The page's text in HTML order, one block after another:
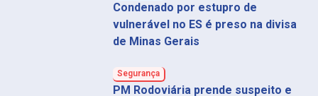
Condenado por estupro de
vulnerável no ES é preso na divisa
de Minas Gerais
Segurança
PM Rodoviária prende suspeito e